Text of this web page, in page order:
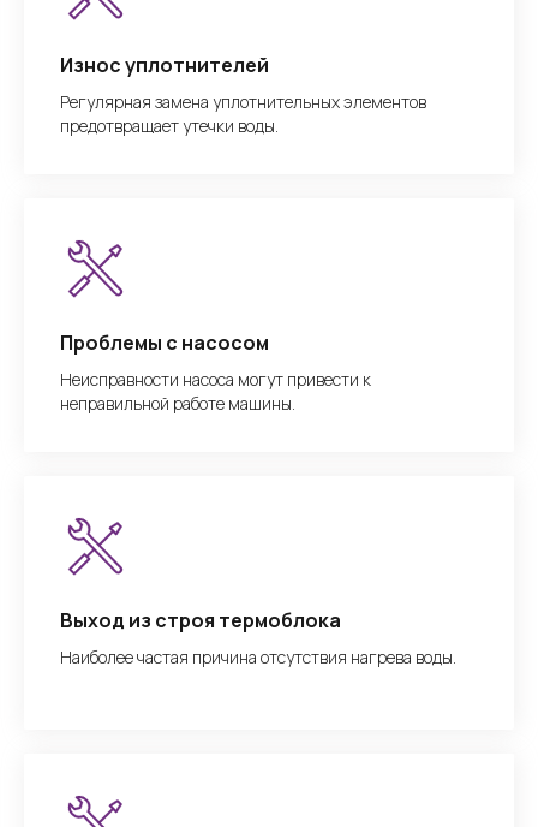
Износ уплотнителей
Регулярная замена уплотнительных элементов
предотвращает утечки воды.
Проблемы с насосом
Неисправности насоса могут привести к
неправильной работе машины.
Выход из строя термоблока
Наиболее частая причина отсутствия нагрева воды.